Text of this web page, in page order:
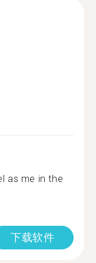
as me in the
下载软件